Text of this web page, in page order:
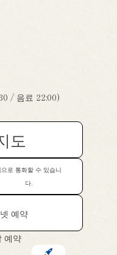
/ 음료 22:00)
도
으로 통화할 수 있습니
다.
예약
예약